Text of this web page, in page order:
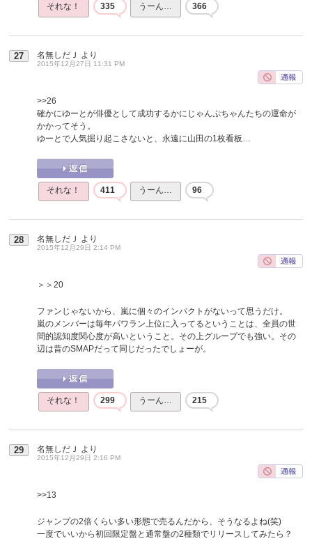
それな！ 335 うーん… 366
27 名無しだＪ より
2015年12月27日 11:31 PM
>>26
確かにゆーとが俳優として成功するかにじゃんぷちゃんたちの運命が
かかってそう。
ゆーとで人気掘り起こさないと、永遠に山田の1枚看板…
それな！ 411 うーん… 96
28 名無しだＪ より
2015年12月29日 2:14 PM
＞＞20
ファンじゃないから、嵐に個々のインパクトがないって思うだけ。
嵐のメンバーは毎年パワラン上位に入ってるということは、全員の世
間的認知度関心度が高いということ。その上グループでも強い。その
辺は昔のSMAPだって同じだったでしょーが。
それな！ 299 うーん… 215
29 名無しだＪ より
2015年12月29日 2:16 PM
>>13
ジャンプの2倍くらい多い形態で売るんだから、そうなるよね(笑)
一度でいいから初回限定盤と通常盤の2種類でリリースしてみたら？